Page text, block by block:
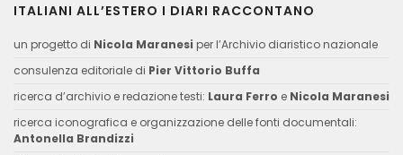
ITALIANI ALL’ESTERO I DIARI RACCONTANO
un progetto di Nicola Maranesi per l’Archivio diaristico nazionale
consulenza editoriale di Pier Vittorio Buffa
ricerca d’archivio e redazione testi: Laura Ferro e Nicola Maranesi
ricerca iconografica e organizzazione delle fonti documentali:
Antonella Brandizzi